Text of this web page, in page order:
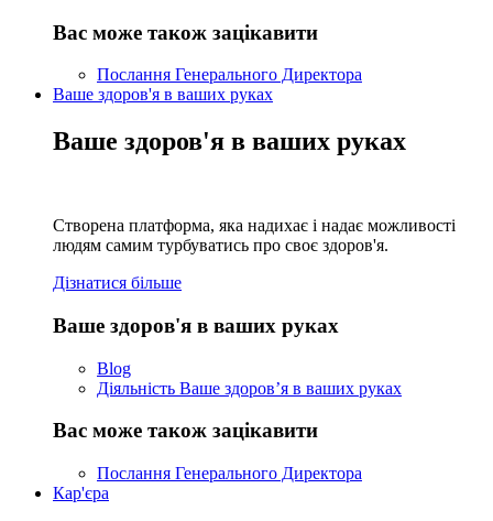
Вас може також зацікавити
Послання Генерального Директора
Ваше здоров'я в ваших руках
Ваше здоров'я в ваших руках
Створена платформа, яка надихає і надає можливості
людям самим турбуватись про своє здоров'я.
Дізнатися більше
Ваше здоров'я в ваших руках
Blog
Діяльність Ваше здоров’я в ваших руках
Вас може також зацікавити
Послання Генерального Директора
Кар'єра